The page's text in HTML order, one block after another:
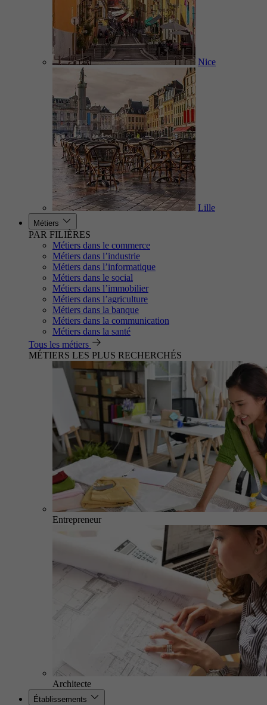
Nice
Lille
Métiers
PAR FILIÈRES
Métiers dans le commerce
Métiers dans l’industrie
Métiers dans l’informatique
Métiers dans le social
Métiers dans l’immobilier
Métiers dans l’agriculture
Métiers dans la banque
Métiers dans la communication
Métiers dans la santé
Tous les métiers
MÉTIERS LES PLUS RECHERCHÉS
Entrepreneur
Architecte
Établissements